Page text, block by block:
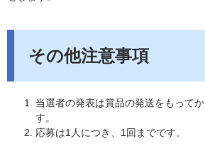
その他注意事項
当選者の発表は賞品の発送をもって
す。
応募は1人につき、1回までです。